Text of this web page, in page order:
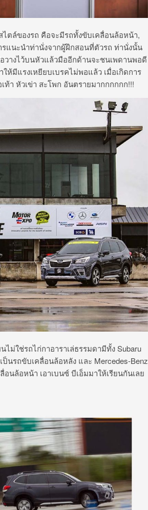
ตล์ของรถ คือจะมีรถทั้งขับเคลื่อนล้อหน้า,
แนะนำท่านั่งจากผู้ฝึกสอนที่ตัวรถ ท่านั่งนั้น
วางไว้บนหัวแล้วมืออีกด้านจะชนเพดานพอดี
ห้มีแรงเหยียบเบรคไม่พอแล้ว เมื่อเกิดการ
า หัวเข่า สะโพก อันตรายมากกกกกก!!!
ม่ใช่รถไก่กาอาราเล่ธรรมดามีทั้ง Subaru
นรถขับเคลื่อนล้อหลัง และ Mercedes-Benz
นล้อหน้า เอาเบนซ์ บีเอ็มมาให้เรียนกันเลย